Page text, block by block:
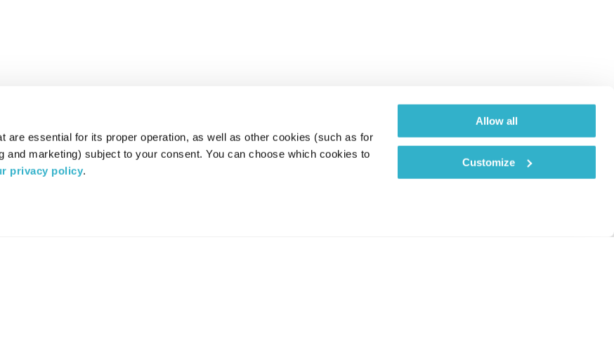
are essential for its proper operation, as well as other cookies (such as for
and marketing) subject to your consent. You can choose which cookies to
privacy policy.
Allow all
Customize